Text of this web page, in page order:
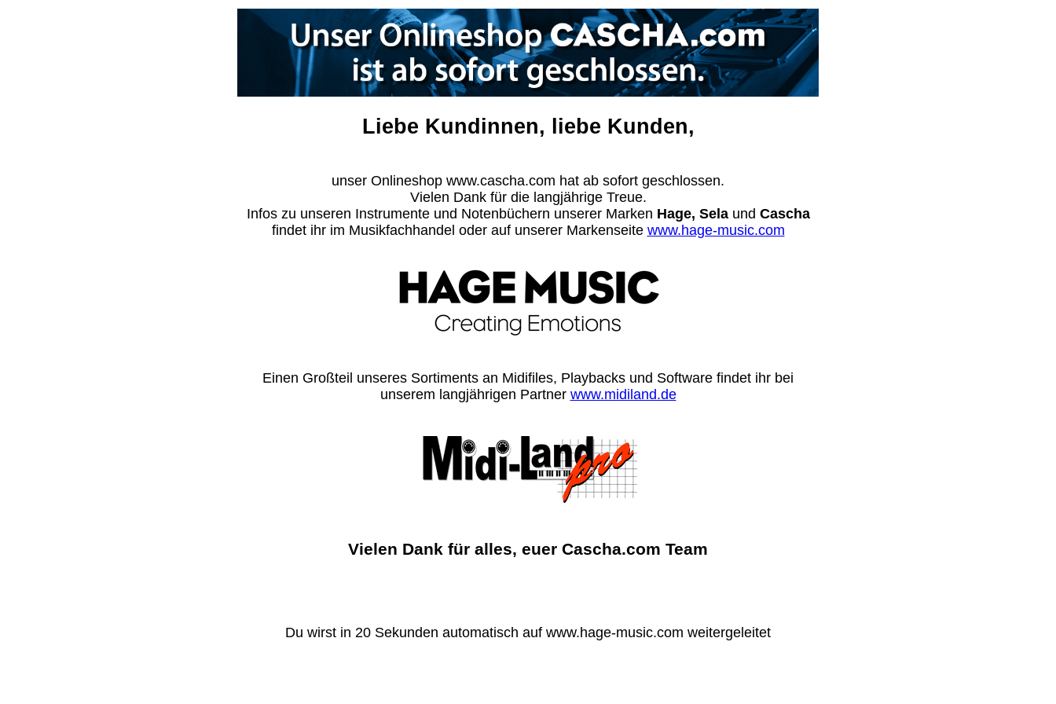
Liebe Kundinnen, liebe Kunden,
unser Onlineshop www.cascha.com hat ab sofort geschlossen.
Vielen Dank für die langjährige Treue.
Infos zu unseren Instrumente und Notenbüchern unserer Marken Hage, Selaund Cascha
findet ihr im Musikfachhandel oder auf unserer Markenseite www.hage-music.com
Einen Großteil unseres Sortiments an Midifiles, Playbacks und Software findet ihr bei
unserem langjährigen Partner www.midiland.de
Vielen Dank für alles, euer Cascha.com Team
Du wirst in 20 Sekunden automatisch auf www.hage-music.com weitergeleitet